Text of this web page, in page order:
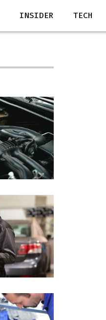
INSIDER TECH